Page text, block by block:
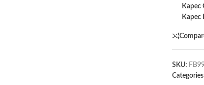
Карес
Карес
SKU: